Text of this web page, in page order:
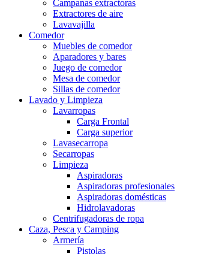
Campanas extractoras
Extractores de aire
Lavavajilla
Comedor
Muebles de comedor
Aparadores y bares
Juego de comedor
Mesa de comedor
Sillas de comedor
Lavado y Limpieza
Lavarropas
Carga Frontal
Carga superior
Lavasecarropa
Secarropas
Limpieza
Aspiradoras
Aspiradoras profesionales
Aspiradoras domésticas
Hidrolavadoras
Centrifugadoras de ropa
Caza, Pesca y Camping
Armería
Pistolas